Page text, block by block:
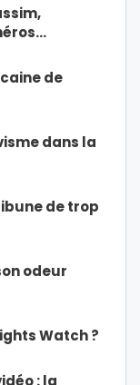
de
dans la
de trop
odeur
Watch ?
: la